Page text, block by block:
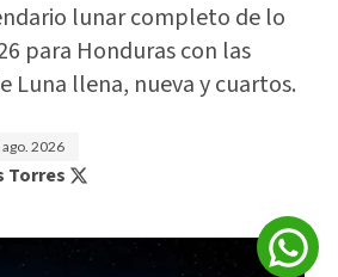
lunar completo de lo
para Honduras con las
Luna llena, nueva y cuartos.
ago. 2026
Torres